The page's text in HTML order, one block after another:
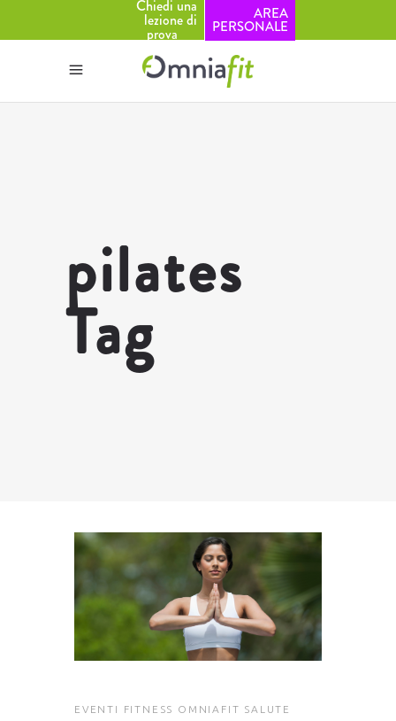
Chiedi una
lezione di
prova
AREA
PERSONALE
pilates
Tag
EVENTI FITNESS OMNIAFIT SALUTE